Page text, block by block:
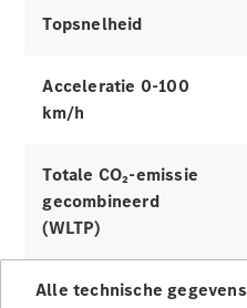
Sales
Mercedes-Benz
Tweedehandswagens
en prijzen
Prijslijsten
en
brochures
Boek een
testrit
Topsnelheid
Acceleratie 0-100
km/h
Totale CO₂-emissie
gecombineerd
(WLTP)
Alle technische gegevens